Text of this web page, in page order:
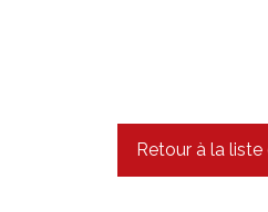
Retour à la